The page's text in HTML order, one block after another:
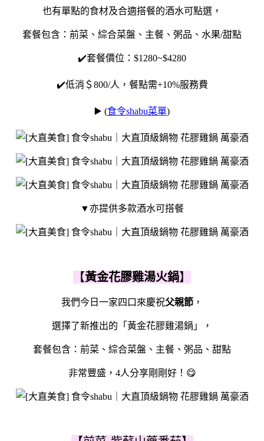
也有單點的食材及合適搭餐的酒水可點選，
套餐包含：前菜、綜合菜盤、主餐、粥品、水果/甜點
✔️套餐價位：$1280~$4280
✔️低消＄800/人，餐點需+10%服務費
▶️ (食令shabu菜單)
▼亦提供多款酒水可搭餐
【黃金花膠雞湯火鍋】
我們今日一家四口來慶祝父親節 ，
選擇了新推出的「黃金花膠雞湯鍋」，
套餐包含：前菜、綜合菜盤、主餐、粥品、甜點
非常豐盛，4人分享剛剛好！😋